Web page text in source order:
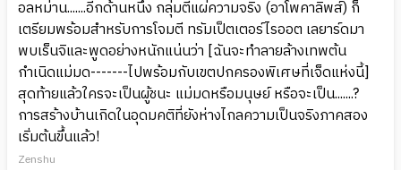
อลหม่าน.......อีกด้านหนึ่ง กลุ่มตีแผ่ความจริง (อาโพคาลิพส์) ก็
เตรียมพร้อมสำหรับการโจมตี ทรัมเป็ตเตอร์ไรออต เลยาร์ดมา
พบเร็นจิและพูดอย่างหนักแน่นว่า [ฉันจะทำลายล้างเทพต้น
กำเนิดแม่มด-------ไปพร้อมกับเขตปกครองพิเศษที่เจ็ดแห่งนี้]
สุดท้ายแล้วใครจะเป็นผู้ชนะ แม่มดหรือมนุษย์ หรือจะเป็น.......?
การสร้างบ้านเกิดในอุดมคติที่ยังห่างไกลความเป็นจริงภาคสอง
เริ่มต้นขึ้นแล้ว!
Zenshu